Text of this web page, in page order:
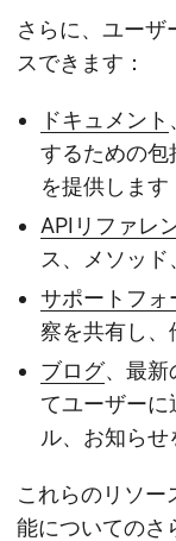
さらに、ユーザ
スできます：
ドキュメント
するための包
を提供します
APIリファレ
ス、メソッ
サポートフォ
察を共有し、
ブログ、最新
てユーザー
ル、お知ら
これらのリソ
能についてのさ